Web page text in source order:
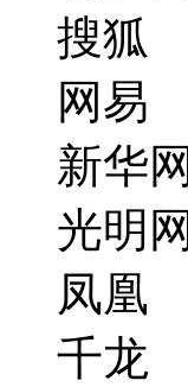
搜狐
网易
新华网
光明网
凤凰
千龙